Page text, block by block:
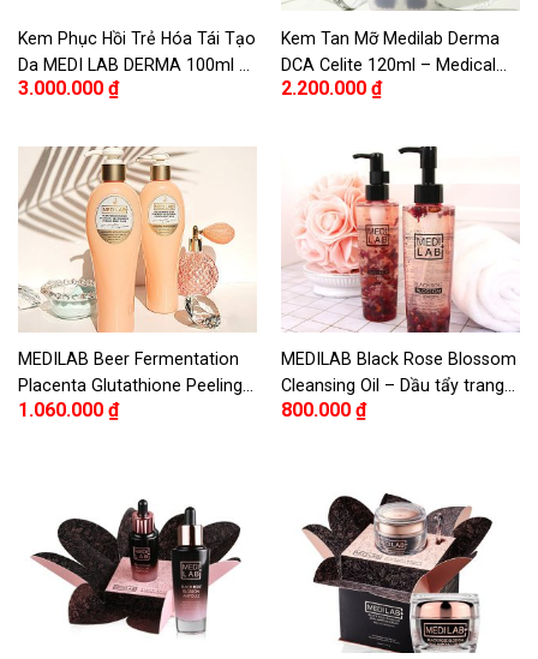
Kem Phục Hồi Trẻ Hóa Tái Tạo
Da MEDI LAB DERMA 100ml –
Medi Lab Derma Rejuvenation
3.000.000 ₫
Kem Tan Mỡ Medilab Derma
DCA Celite 120ml – Medical
Derma DCA Celite Body Cream
2.200.000 ₫
MEDILAB Beer Fermentation
Placenta Glutathione Peeling
Body Wash 280ml – Sữa tắm
1.060.000 ₫
MEDILAB Black Rose Blossom
Cleansing Oil – Dầu tẩy trang
Black Rose Blossom MEDILAB
800.000 ₫